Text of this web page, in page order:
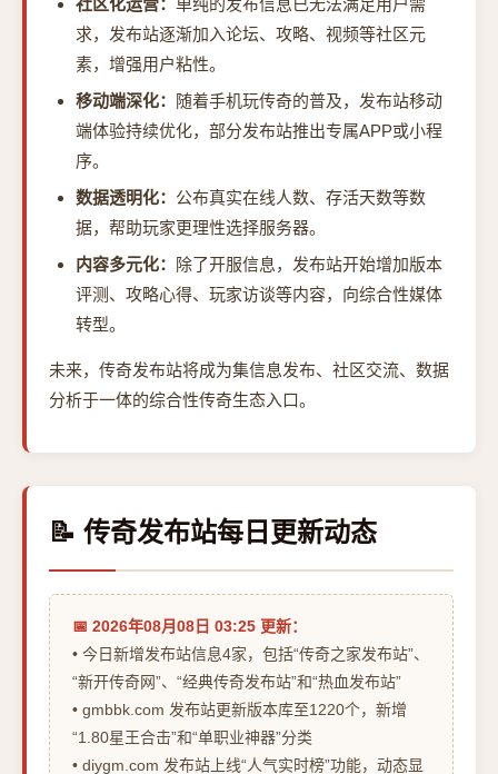
社区化运营： 单纯的发布信息已无法满足用户需
求，发布站逐渐加入论坛、攻略、视频等社区元
素，增强用户粘性。
移动端深化：
随着手机玩传奇的普及，发布站移动
端体验持续优化，部分发布站推出专属APP或小程
序。
数据透明化： 公布真实在线人数、存活天数等数
据，帮助玩家更理性选择服务器。
内容多元化：
除了开服信息，发布站开始增加版本
评测、攻略心得、玩家访谈等内容，向综合性媒体
转型。
未来，传奇发布站将成为集信息发布、社区交流、数据
分析于一体的综合性传奇生态入口。
📝 传奇发布站每日更新动态
📅 2026年08月08日 03:25 更新：
• 今日新增发布站信息4家，包括“传奇之家发布站”、
“新开传奇网”、“经典传奇发布站”和“热血发布站”
• gmbbk.com 发布站更新版本库至1220个，新增
“1.80星王合击”和“单职业神器”分类
• diygm.com 发布站上线“人气实时榜”功能，动态显